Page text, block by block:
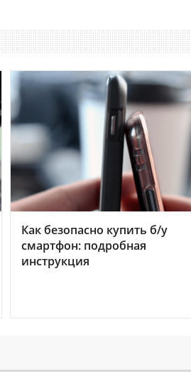
Как безопасно купить б/у
смартфон: подробная
инструкция